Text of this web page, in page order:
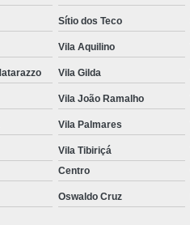
Sítio dos Teco
Vila Aquilino
Vila Gilda
Vila João Ramalho
Vila Palmares
Vila Tibiriçá
Centro
Oswaldo Cruz